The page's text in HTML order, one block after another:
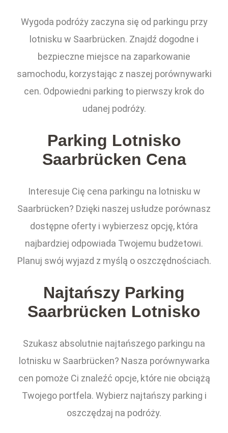
Wygoda podróży zaczyna się od parkingu przy
lotnisku w Saarbrücken. Znajdź dogodne i
bezpieczne miejsce na zaparkowanie
samochodu, korzystając z naszej porównywarki
cen. Odpowiedni parking to pierwszy krok do
udanej podróży.
Parking Lotnisko
Saarbrücken Cena
Interesuje Cię cena parkingu na lotnisku w
Saarbrücken? Dzięki naszej usłudze porównasz
dostępne oferty i wybierzesz opcję, która
najbardziej odpowiada Twojemu budżetowi.
Planuj swój wyjazd z myślą o oszczędnościach.
Najtańszy Parking
Saarbrücken Lotnisko
Szukasz absolutnie najtańszego parkingu na
lotnisku w Saarbrücken? Nasza porównywarka
cen pomoże Ci znaleźć opcje, które nie obciążą
Twojego portfela. Wybierz najtańszy parking i
oszczędzaj na podróży.